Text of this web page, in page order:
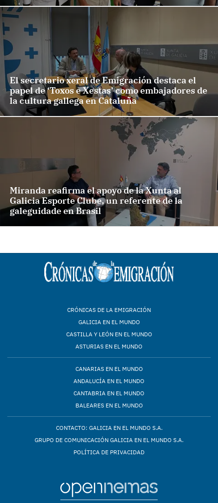
El secretario xeral de Emigración destaca el
papel de ‘Toxos e Xestas’ como embajadores de
la cultura gallega en Cataluña
Miranda reafirma el apoyo de la Xunta al
Galicia Esporte Clube, un referente de la
galeguidade en Brasil
CRÓNICAS DE LA EMIGRACIÓN
GALICIA EN EL MUNDO
CASTILLA Y LEÓN EN EL MUNDO
ASTURIAS EN EL MUNDO
CANARIAS EN EL MUNDO
ANDALUCÍA EN EL MUNDO
CANTABRIA EN EL MUNDO
BALEARES EN EL MUNDO
CONTACTO: GALICIA EN EL MUNDO S.A.
GRUPO DE COMUNICACIÓN GALICIA EN EL MUNDO S.A.
POLÍTICA DE PRIVACIDAD